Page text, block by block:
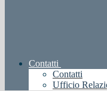
Contatti
Contatti
Ufficio